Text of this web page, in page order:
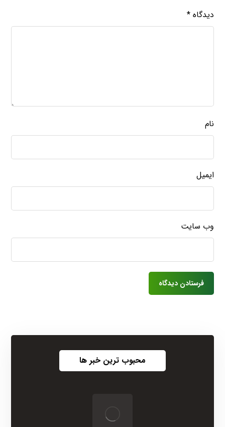
دیدگاه*
نام
ایمیل
وب‌ سایت
محبوب ترین خبر ها